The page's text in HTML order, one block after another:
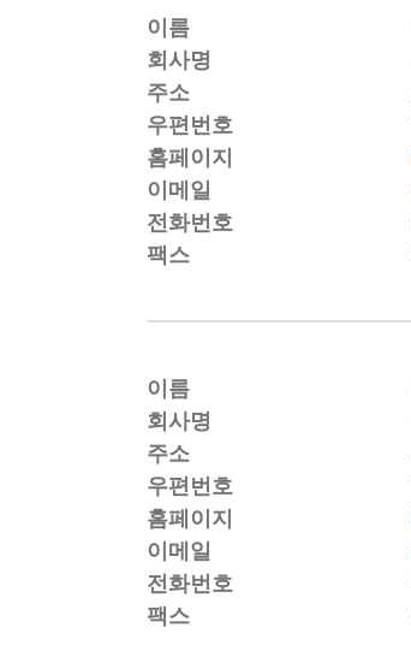
이름
회사명
주소
우편번호
홈페이지
이메일
전화번호
팩스
이름
회사명
주소
우편번호
홈페이지
이메일
전화번호
팩스